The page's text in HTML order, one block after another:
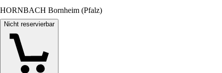
HORNBACH Bornheim (Pfalz)
Nicht reservierbar